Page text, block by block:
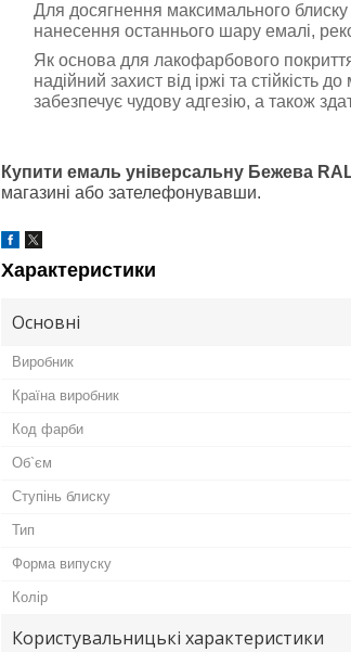
Для досягнення максимального блиску
нанесення останнього шару емалі,
Як основа для лакофарбового
надійний захист від іржі та
забезпечує чудову адгезію, а також
Купити емаль універсальну Бежева
магазині або зателефонувавши.
Характеристики
Основні
Виробник
Країна виробник
Код фарби
Об`єм
Ступінь блиску
Тип
Форма випуску
Колір
Користувальницькі характеристики